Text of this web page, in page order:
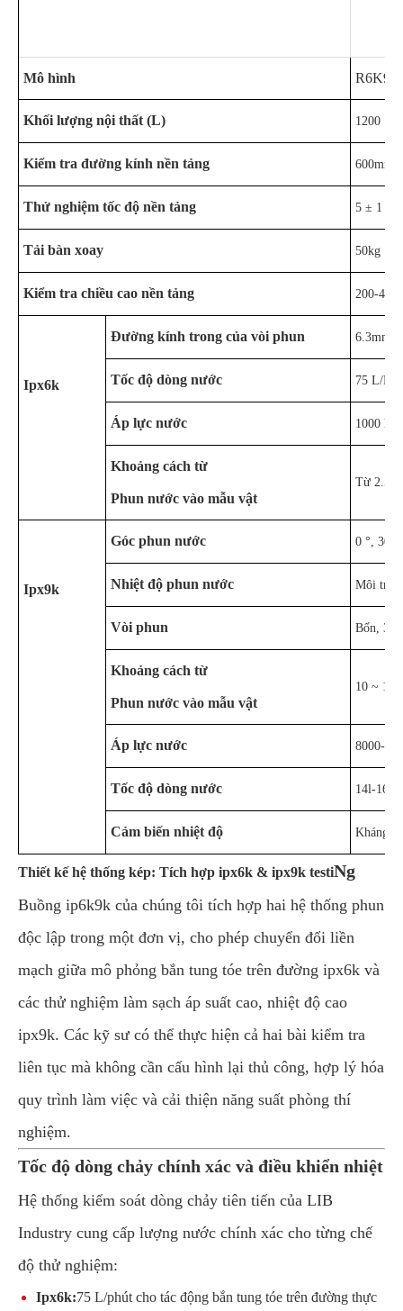
Mô hình
Khối lượng nội thất (L) 1200
Kiểm tra đường kính nền tảng 600mm
Thử nghiệm tốc độ nền tảng 5 ± 1
Tải bàn xoay 50kg
Kiểm tra chiều cao nền tảng 200-
Ipx6k
Đường kính trong của vòi phun 6.3mm
Tốc độ dòng nước 75 L/
Áp lực nước 1000 kPa
Khoảng cách từ
Phun nước vào mẫu vật
Từ 2.5
Ipx9k
Góc phun nước 0 °, 30
Nhiệt độ phun nước Môi
Vòi phun Bốn, 30
Khoảng cách từ
Phun nước vào mẫu vật
10 ~
Áp lực nước 8000-
Tốc độ dòng nước 14l-16l/
Cảm biến nhiệt độ Kháng
Thiết kế hệ thống kép: Tích hợp ipx6k & ipx9k testiNg
Buồng ip6k9k của chúng tôi tích hợp hai hệ thống phun
độc lập trong một đơn vị, cho phép chuyển đổi liền
mạch giữa mô phỏng bắn tung tóe trên đường ipx6k và
các thử nghiệm làm sạch áp suất cao, nhiệt độ cao
ipx9k. Các kỹ sư có thể thực hiện cả hai bài kiểm tra
liên tục mà không cần cấu hình lại thủ công, hợp lý hóa
quy trình làm việc và cải thiện năng suất phòng thí
nghiệm.
Tốc độ dòng chảy chính xác và điều khiển nhiệt
Hệ thống kiểm soát dòng chảy tiên tiến của LIB
Industry cung cấp lượng nước chính xác cho từng chế
độ thử nghiệm:
Ipx6k:75 L/phút cho tác động bắn tung tóe trên đường thực